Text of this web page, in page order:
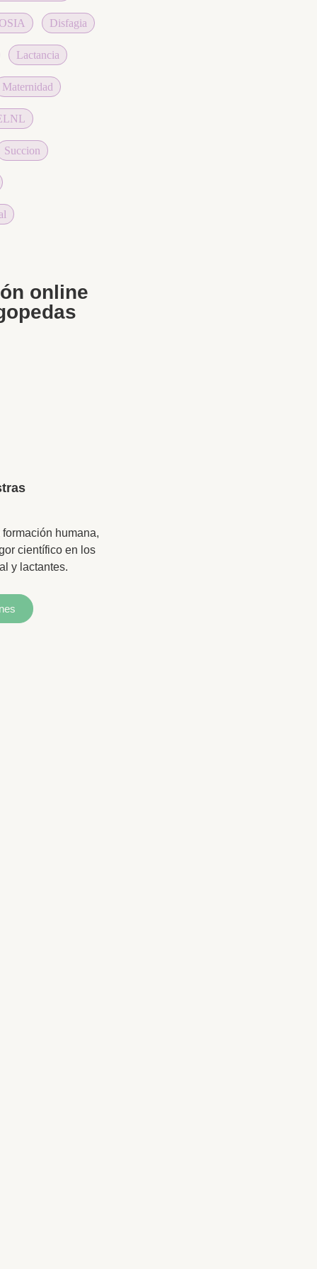
Disfagia
Lactancia
Maternidad
Succion
online
humana,
científico en los
y lactantes.